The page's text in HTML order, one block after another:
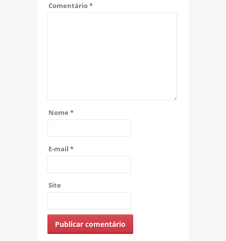
Comentário*
Nome *
E-mail *
Site